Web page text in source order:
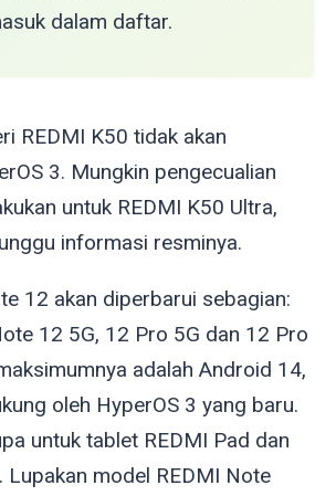
dalam daftar.
REDMI K50 tidak akan
3. Mungkin pengecualian
untuk REDMI K50 Ultra,
informasi resminya.
12 akan diperbarui sebagian:
12 5G, 12 Pro 5G dan 12 Pro
adalah Android 14,
oleh HyperOS 3 yang baru.
untuk tablet REDMI Pad dan
Lupakan model REDMI Note